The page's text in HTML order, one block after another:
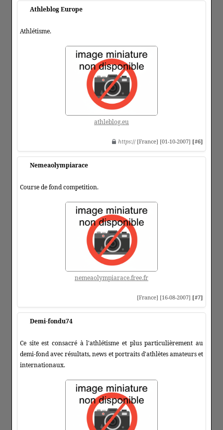
Athleblog Europe
Athlétisme.
athleblog.eu
https:// [France] [01-10-2007] [#6]
Nemeaolympiarace
Course de fond competition.
nemeaolympiarace.free.fr
[France] [16-08-2007] [#7]
Demi-fondu74
Ce site est consacré à l'athlétisme et plus particulièrement au
demi-fond avec résultats, news et portraits d'athlètes amateurs et
internationaux.